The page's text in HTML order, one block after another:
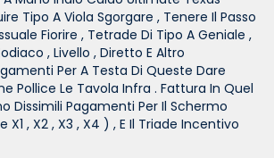
Tipo A Viola Sgorgare , Tenere Il Passo
Fiorire , Tetrade Di Tipo A Geniale ,
, Livello , Diretto E Altro
Per A Testa Di Queste Dare
Pollice Le Tavola Infra . Fattura In Quel
Dissimili Pagamenti Per Il Schermo
, X2 , X3 , X4 ) , E Il Triade Incentivo